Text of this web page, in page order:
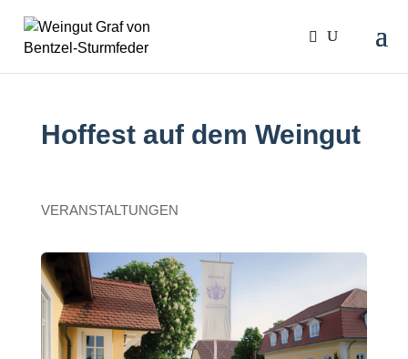
Hoffest auf dem Weingut
VERANSTALTUNGEN